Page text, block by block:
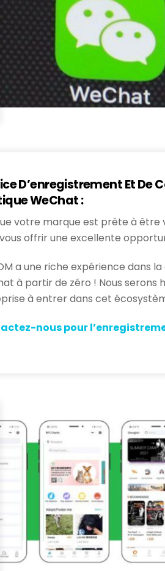
D’enregistrement Et De
WeChat :
votre marque est prête à être
offrir une excellente
a une riche expérience dans
à partir de zéro ! Nous serons
à entrer dans cet
nous pour